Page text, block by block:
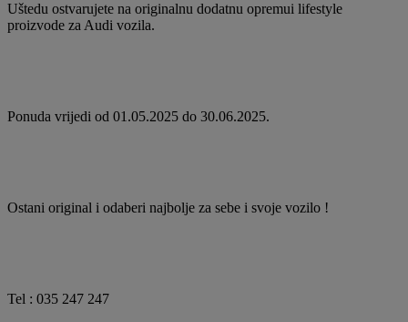
Uštedu ostvarujete na originalnu dodatnu opremui lifestyle
proizvode za Audi vozila.
Ponuda vrijedi od 01.05.2025 do 30.06.2025.
Ostani original i odaberi najbolje za sebe i svoje vozilo !
Tel : 035 247 247